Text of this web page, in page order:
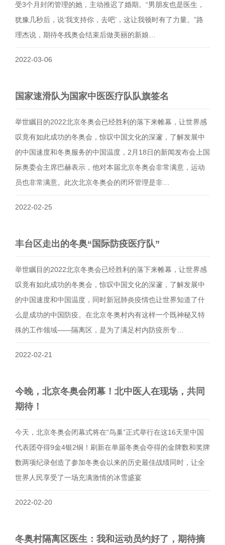
受3个月封闭管理的她，主动推迟了婚期。“男朋友也是医生，
犹豫几秒后，说‘我支持你，去吧’，这让我顿时有了力量。”路
理杰说，期待冬残奥会结束后做美丽的新娘…
2022-03-06
国家速滑队为国家中医医疗队队旗签名
举世瞩目的2022北京冬奥会已经胜利的落下来帷幕，让世界感
叹竟有如此成功的冬奥会，惊叹中国文化的深邃，了解发展中
的中国速度和冬奥服务的中国温度，2月18日的新闻发布会上国
际奥委会主席巴赫表示，他对本届北京冬奥会非常满意，运动
员也非常满意。此次北京冬奥会的闭环管理是非…
2022-02-25
丰台区走出的冬奥“国际防疫医疗队”
举世瞩目的2022北京冬奥会已经胜利的落下来帷幕，让世界感
叹竟有如此成功的冬奥会，惊叹中国文化的深邃，了解发展中
的中国速度和中国温度，同时新冠肺炎疫情也让世界知道了什
么是成功的中国防疫。在北京冬奥村内有这样一个既神秘又特
殊的工作领域——隔离区，是为了满足村内防疫所专…
2022-02-21
今晚，北京冬奥会闭幕！北中医人在现场，共同
期待！
今天，北京冬奥会闭幕式将在“鸟巢”正式举行在这16天里中国
代表团夺得9金4银2铜！刷新在单届冬奥会夺得的金牌数和奖牌
数两项纪录创造了参加冬奥会以来的历史最佳战绩同时，让全
世界人民享受了一场充满激情的冰雪盛宴
2022-02-20
冬奥村隔离区医生：我和运动员约好了，期待摘